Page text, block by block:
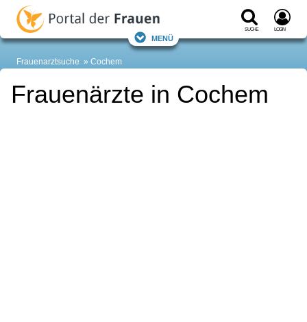
Suche Login
Menü
Frauenarztsuche Cochem
Frauenärzte in Cochem